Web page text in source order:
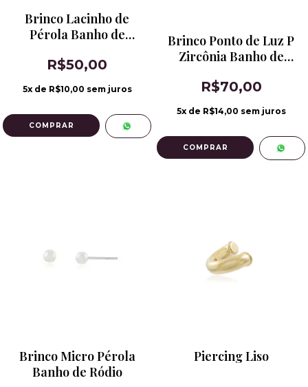
Brinco Lacinho de
Pérola Banho de
R$50,00
5x de R$10,00 sem juros
Brinco Ponto de Luz P
Zircônia Banho de
R$70,00
5x de R$14,00 sem juros
Brinco Micro Pérola
Banho de Ródio
Piercing Liso